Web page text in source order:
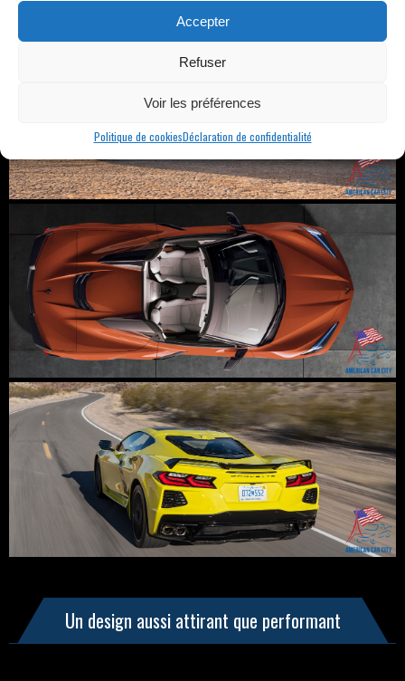
Accepter
Refuser
Voir les préférences
Politique de cookiesDéclaration de confidentialité
Un design aussi attirant que performant